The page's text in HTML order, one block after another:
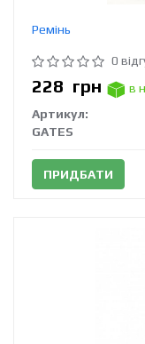
Ремінь
0
228 грн
в
Артикул:
GATES
ПРИДБАТИ